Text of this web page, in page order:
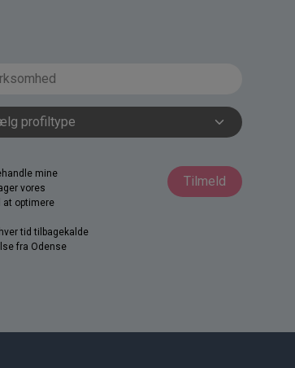
mine
vores
at optimere
tid tilbagekalde
fra Odense
Tilmeld